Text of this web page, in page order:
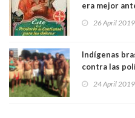
era mejor
26 April 2019
Indígenas
contra las
24 April 2019